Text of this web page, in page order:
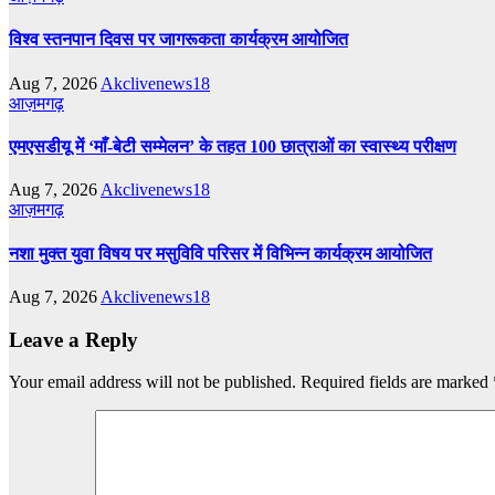
विश्व स्तनपान दिवस पर जागरूकता कार्यक्रम आयोजित
Aug 7, 2026 Akclivenews18
आज़मगढ़
एमएसडीयू में ‘माँ-बेटी सम्मेलन’ के तहत 100 छात्राओं का स्वास्थ्य परीक्षण
Aug 7, 2026 Akclivenews18
आज़मगढ़
नशा मुक्त युवा विषय पर मसुविवि परिसर में विभिन्न कार्यक्रम आयोजित
Aug 7, 2026 Akclivenews18
Leave a Reply
Your email address will not be published. Required fields are marked